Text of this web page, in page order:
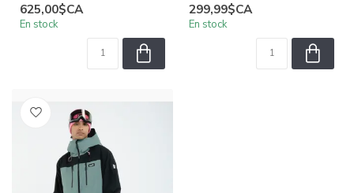
625,00$CA
En stock
299,99$CA
En stock